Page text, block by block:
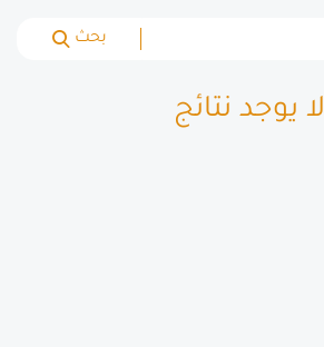
بحث
لا يوجد نتائج